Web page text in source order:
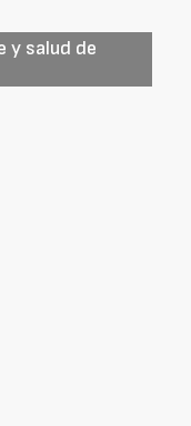
y salud de